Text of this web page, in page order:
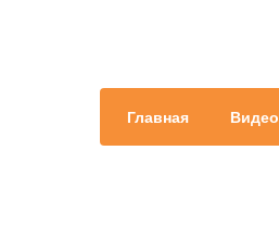
Главная Видео